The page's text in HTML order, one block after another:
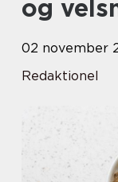
og
02 november
Redaktionel